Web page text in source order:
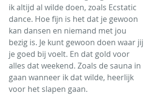
ik altijd al wilde doen, zoals Ecstatic
dance. Hoe fijn is het dat je gewoon
kan dansen en niemand met jou
bezig is. Je kunt gewoon doen waar jij
je goed bij voelt. En dat gold voor
alles dat weekend. Zoals de sauna in
gaan wanneer ik dat wilde, heerlijk
voor het slapen gaan.